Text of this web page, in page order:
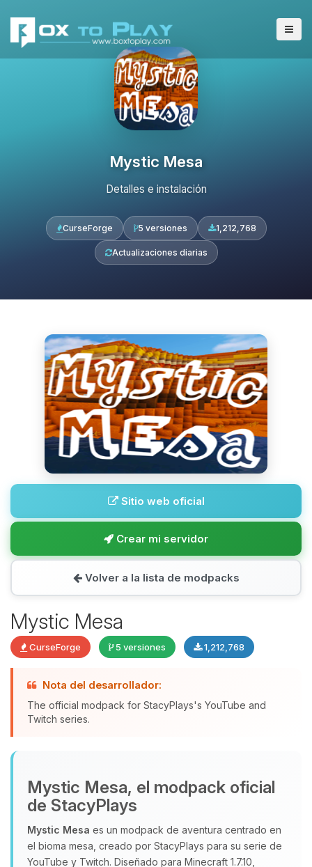
Mystic Mesa
Detalles e instalación
CurseForge 5 versiones 1,212,768
Actualizaciones diarias
Sitio web oficial
Crear mi servidor
Volver a la lista de modpacks
Mystic Mesa
CurseForge 5 versiones 1,212,768
Nota del desarrollador:
The official modpack for StacyPlays's YouTube and
Twitch series.
Mystic Mesa, el modpack oficial
de StacyPlays
Mystic Mesa es un modpack de aventura centrado en
el bioma mesa, creado por StacyPlays para su serie de
YouTube y Twitch. Diseñado para Minecraft 1.7.10,
Yupi, por fin alguien con quien
hablar! Soy Choupy, tu pequeno
06/08/2026 13:27